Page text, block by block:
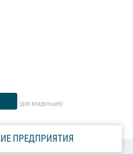
(для владельцев)
ПРЕДПРИЯТИЯ